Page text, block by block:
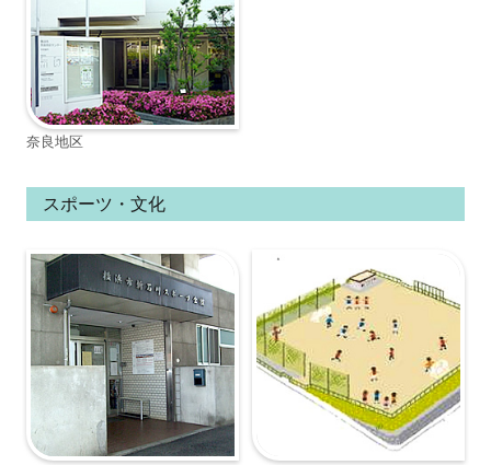
奈良地区
スポーツ・文化